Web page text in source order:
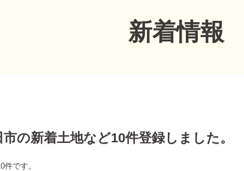
新着情報
の新着土地など10件登録しました。
です。